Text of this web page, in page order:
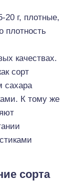
20 г, плотные,
плотность
качествах.
сорт
сахара
К тому же
сорта